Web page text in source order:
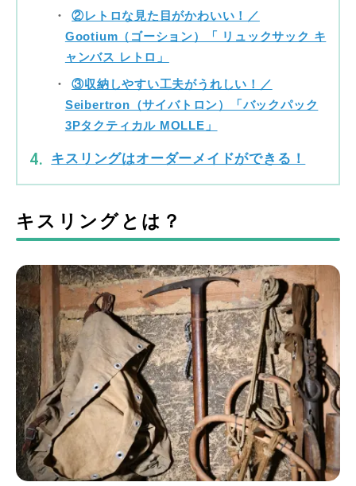
②レトロな見た目がかわいい！／
Gootium（ゴーション）「 リュックサック キ
ャンバス レトロ」
③収納しやすい工夫がうれしい！／
Seibertron（サイバトロン）「バックパック
3Pタクティカル MOLLE」
キスリングはオーダーメイドができる！
キスリングとは？